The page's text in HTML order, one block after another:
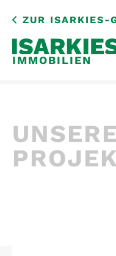
CONTENT
ZUR ISARKIES-
IMMOBILIEN
UNSERE